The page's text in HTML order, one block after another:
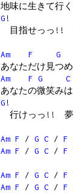
地味に生きて行
G
目指せっっ!!
Am F G
あなただけ見つ
Am
F G C
あなたの微笑み
G
行けっっ!! 夢
Am F / G C / F
Am F / G C / F
Am F / G C / F
Am F / G C / F